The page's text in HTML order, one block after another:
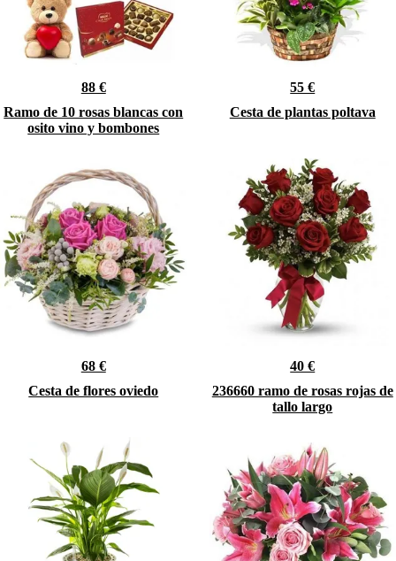
88 €
Ramo de 10 rosas blancas con
osito vino y bombones
55 €
Cesta de plantas poltava
68 €
Cesta de flores oviedo
40 €
236660 ramo de rosas rojas de
tallo largo